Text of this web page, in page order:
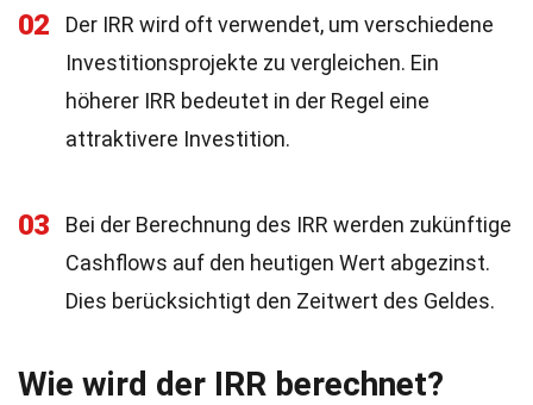
02
Der IRR wird oft verwendet, um verschiedene
Investitionsprojekte zu vergleichen. Ein
höherer IRR bedeutet in der Regel eine
attraktivere Investition.
03
Bei der Berechnung des IRR werden zukünftige
Cashflows auf den heutigen Wert abgezinst.
Dies berücksichtigt den Zeitwert des Geldes.
Wie wird der IRR berechnet?